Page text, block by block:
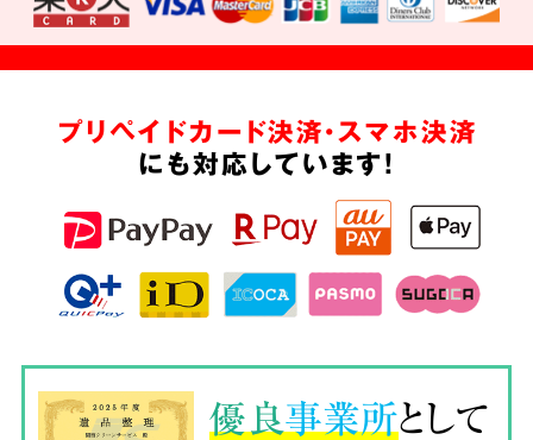
プリペイドカード決済・スマホ決済
にも対応しています!
優良事業所として